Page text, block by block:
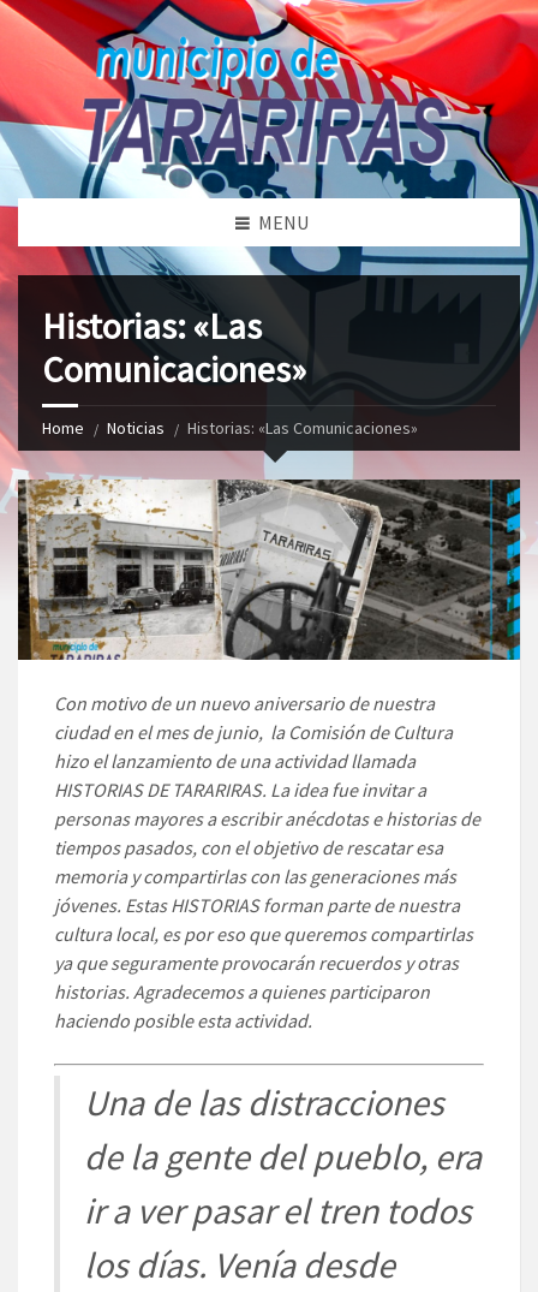
MENU
Historias: «Las
Comunicaciones»
Home Noticias Historias: «Las Comunicaciones»
Con motivo de un nuevo aniversario de nuestra
ciudad en el mes de junio, la Comisión de Cultura
hizo el lanzamiento de una actividad llamada
HISTORIAS DE TARARIRAS. La idea fue invitar a
personas mayores a escribir anécdotas e historias de
tiempos pasados, con el objetivo de rescatar esa
memoria y compartirlas con las generaciones más
jóvenes. Estas HISTORIAS forman parte de nuestra
cultura local, es por eso que queremos compartirlas
ya que seguramente provocarán recuerdos y otras
historias. Agradecemos a quienes participaron
haciendo posible esta actividad.
Una de las distracciones
de la gente del pueblo, era
ir a ver pasar el tren todos
los días. Venía desde